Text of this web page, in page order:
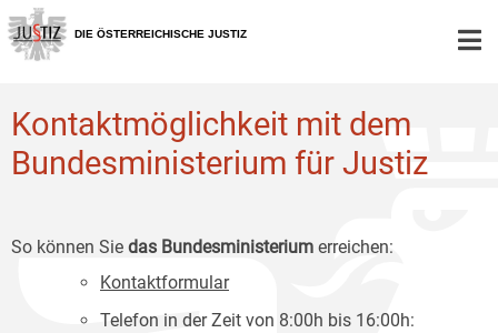
Zur
Hauptnavigation
[1]
Zum
Inhalt
[2]
Zum
Untermenü
[3]
DIE ÖSTERREICHISCHE JUSTIZ
Kontaktmöglichkeit mit dem
Bundesministerium für Justiz
So können Sie das Bundesministerium erreichen:
Kontaktformular
Telefon in der Zeit von 8:00h bis 16:00h: